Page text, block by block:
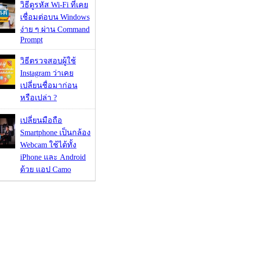
วิธีดูรหัส Wi-Fi ที่่เคย
เชื่อมต่อบน Windows
ง่าย ๆ ผ่าน Command
Prompt
วิธีตรวจสอบผู้ใช้
Instagram ว่าเคย
เปลี่ยนชื่อมาก่อน
หรือเปล่า ?
เปลี่ยนมือถือ
Smartphone เป็นกล้อง
Webcam ใช้ได้ทั้ง
iPhone และ Android
ด้วย แอป Camo